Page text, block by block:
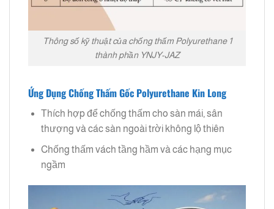
Thông số kỹ thuật của chống thấm Polyurethane 1
thành phần YNJY-JAZ
Ứng Dụng Chống Thấm Gốc Polyurethane Kin Long
Thích hợp để chống thấm cho sàn mái, sân
thượng và các sàn ngoài trời không lộ thiên
Chống thấm vách tầng hầm và các hạng mục
ngầm